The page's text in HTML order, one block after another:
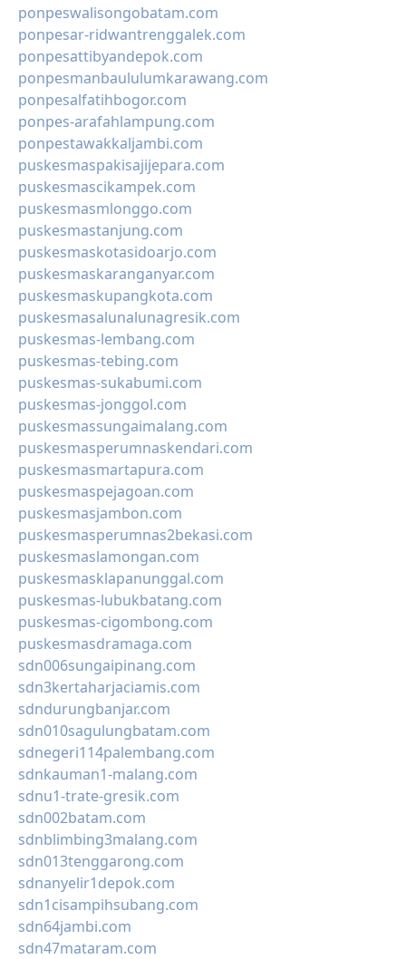
ponpeswalisongobatam.com
ponpesar-ridwantrenggalek.com
ponpesattibyandepok.com
ponpesmanbaululumkarawang.com
ponpesalfatihbogor.com
ponpes-arafahlampung.com
ponpestawakkaljambi.com
puskesmaspakisajijepara.com
puskesmascikampek.com
puskesmasmlonggo.com
puskesmastanjung.com
puskesmaskotasidoarjo.com
puskesmaskaranganyar.com
puskesmaskupangkota.com
puskesmasalunalunagresik.com
puskesmas-lembang.com
puskesmas-tebing.com
puskesmas-sukabumi.com
puskesmas-jonggol.com
puskesmassungaimalang.com
puskesmasperumnaskendari.com
puskesmasmartapura.com
puskesmaspejagoan.com
puskesmasjambon.com
puskesmasperumnas2bekasi.com
puskesmaslamongan.com
puskesmasklapanunggal.com
puskesmas-lubukbatang.com
puskesmas-cigombong.com
puskesmasdramaga.com
sdn006sungaipinang.com
sdn3kertaharjaciamis.com
sdndurungbanjar.com
sdn010sagulungbatam.com
sdnegeri114palembang.com
sdnkauman1-malang.com
sdnu1-trate-gresik.com
sdn002batam.com
sdnblimbing3malang.com
sdn013tenggarong.com
sdnanyelir1depok.com
sdn1cisampihsubang.com
sdn64jambi.com
sdn47mataram.com